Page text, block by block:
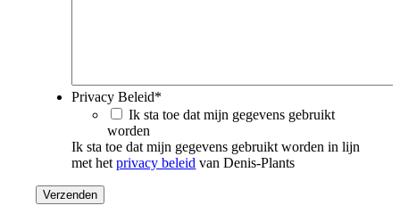
Privacy Beleid*
Ik sta toe dat mijn gegevens gebruikt
worden
Ik sta toe dat mijn gegevens gebruikt worden in lijn
met hetprivacy beleid van Denis-Plants